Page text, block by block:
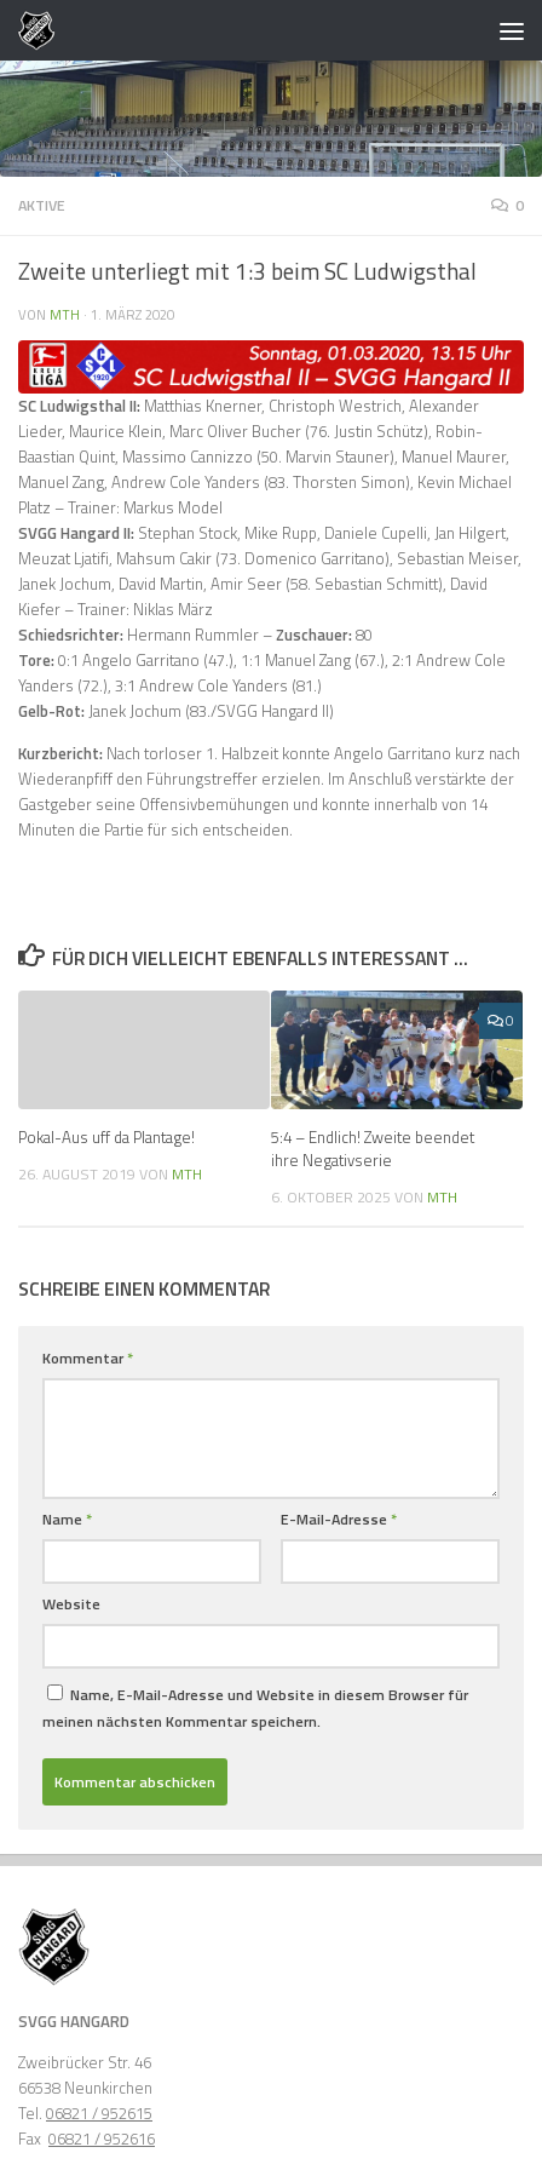
Zum Inhalt springen
AKTIVE 0
Zweite unterliegt mit 1:3 beim SC Ludwigsthal
VON MTH · 1. MÄRZ 2020
SC Ludwigsthal II: Matthias Knerner, Christoph Westrich, Alexander
Lieder, Maurice Klein, Marc Oliver Bucher (76. Justin Schütz), Robin-
Baastian Quint, Massimo Cannizzo (50. Marvin Stauner), Manuel Maurer,
Manuel Zang, Andrew Cole Yanders (83. Thorsten Simon), Kevin Michael
Platz – Trainer: Markus Model
SVGG Hangard II: Stephan Stock, Mike Rupp, Daniele Cupelli, Jan Hilgert,
Meuzat Ljatifi, Mahsum Cakir (73. Domenico Garritano), Sebastian Meiser,
Janek Jochum, David Martin, Amir Seer (58. Sebastian Schmitt), David
Kiefer – Trainer: Niklas März
Schiedsrichter: Hermann Rummler –Zuschauer: 80
Tore: 0:1 Angelo Garritano (47.), 1:1 Manuel Zang (67.), 2:1 Andrew Cole
Yanders (72.), 3:1 Andrew Cole Yanders (81.)
Gelb-Rot: Janek Jochum (83./SVGG Hangard II)
Kurzbericht: Nach torloser 1. Halbzeit konnte Angelo Garritano kurz nach
Wiederanpfiff den Führungstreffer erzielen. Im Anschluß verstärkte der
Gastgeber seine Offensivbemühungen und konnte innerhalb von 14
Minuten die Partie für sich entscheiden.
FÜR DICH VIELLEICHT EBENFALLS INTERESSANT …
Pokal-Aus uff da Plantage!
26. AUGUST 2019 VON MTH
0
5:4 – Endlich! Zweite beendet
ihre Negativserie
6. OKTOBER 2025 VON MTH
SCHREIBE EINEN KOMMENTAR
Kommentar*
Name * E-Mail-Adresse *
Website
Name, E-Mail-Adresse und Website in diesem Browser für
meinen nächsten Kommentar speichern.
SVGG HANGARD
Zweibrücker Str. 46
66538 Neunkirchen
Tel. 06821 / 952615
Fax 06821 / 952616